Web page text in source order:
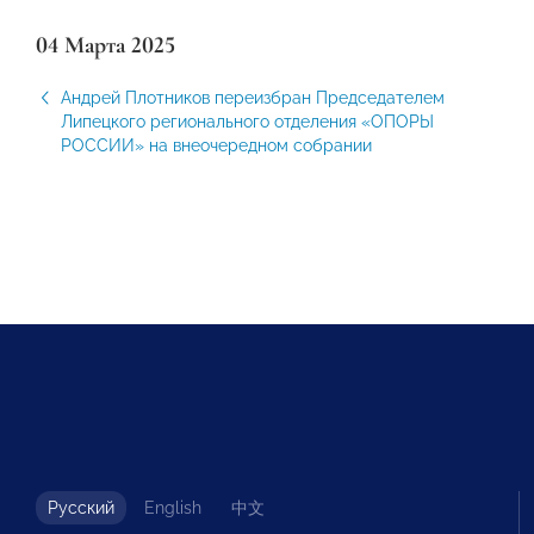
04 Марта 2025
Андрей Плотников переизбран Председателем
Липецкого регионального отделения «ОПОРЫ
РОССИИ» на внеочередном собрании
Русский English 中文